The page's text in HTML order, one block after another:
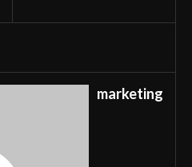
marketing